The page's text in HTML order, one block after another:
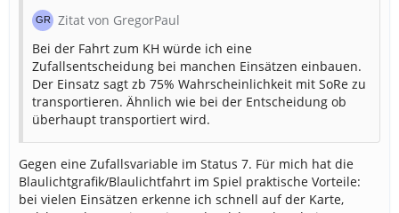
Zitat von GregorPaul
Bei der Fahrt zum KH würde ich eine
Zufallsentscheidung bei manchen Einsätzen einbauen.
Der Einsatz sagt zb 75% Wahrscheinlichkeit mit SoRe zu
transportieren. Ähnlich wie bei der Entscheidung ob
überhaupt transportiert wird.
Gegen eine Zufallsvariable im Status 7. Für mich hat die
Blaulichtgrafik/Blaulichtfahrt im Spiel praktische Vorteile:
bei vielen Einsätzen erkenne ich schnell auf der Karte,